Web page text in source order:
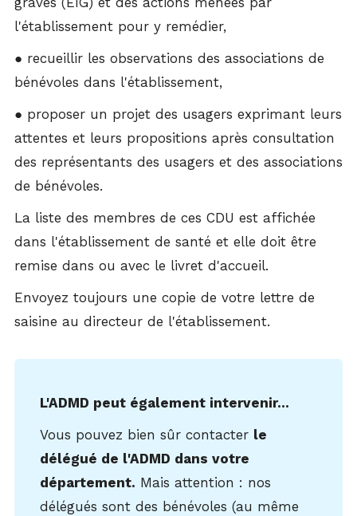
l'établissement pour y remédier,
● recueillir les observations des associations de
bénévoles dans l'établissement,
● proposer un projet des usagers exprimant leurs
attentes et leurs propositions après consultation
des représentants des usagers et des associations
de bénévoles.
La liste des membres de ces CDU est affichée
dans l'établissement de santé et elle doit être
remise dans ou avec le livret d'accueil.
Envoyez toujours une copie de votre lettre de
saisine au directeur de l'établissement.
L'ADMD peut également intervenir...
Vous pouvez bien sûr contacter le
délégué de l'ADMD dans votre
département. Mais attention : nos
délégués sont des bénévoles (au même